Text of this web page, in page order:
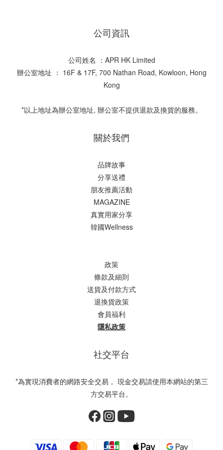
公司資訊
公司姓名 ：APR HK Limited
辦公室地址 ： 16F & 17F, 700 Nathan Road, Kowloon, Hong
Kong
*以上地址為辦公室地址, 辦公室不提供退款及換貨的服務。
關於我們
品牌故事
分享送禮
朋友推薦活動
MAGAZINE
真實用家分享
韓國Wellness
政策
條款及細則
送貨及付款方式
退換貨政策
會員福利
隱私政策
社交平台
*為實現消費者的網路安全交易， 現金交易請使用本網站的第三
方交易平台。